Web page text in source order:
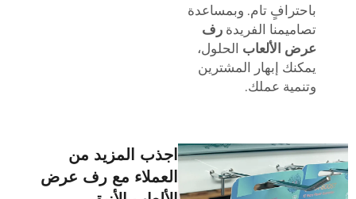
باحترافٍ تام. وبمساعدة
تصاميمنا الفريدةرف
عرض الألعابالحلول،
يمكنك إبهار المشترين
وتنمية عملك.
اجذب المزيد من
العملاء مع رف عرض